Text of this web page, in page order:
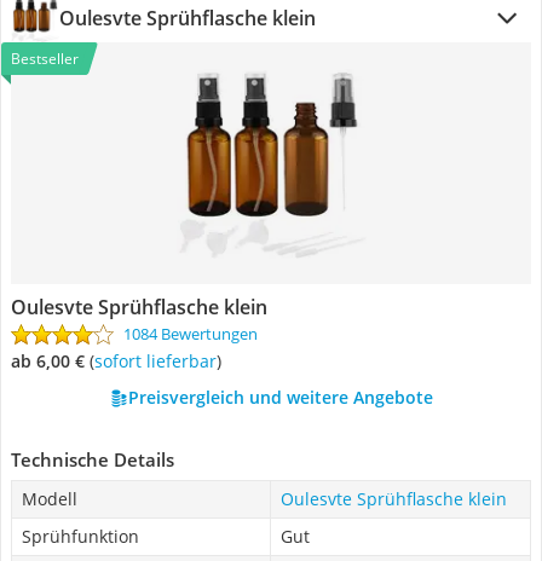
Oulesvte Sprühflasche klein
Bestseller
Oulesvte Sprühflasche klein
1084 Bewertungen
ab 6,00 € ( Sofort lieferbar)
Preisvergleich und weitere Angebote
Technische Details
Modell
Oulesvte Sprühflasche klein
Sprühfunktion
Gut